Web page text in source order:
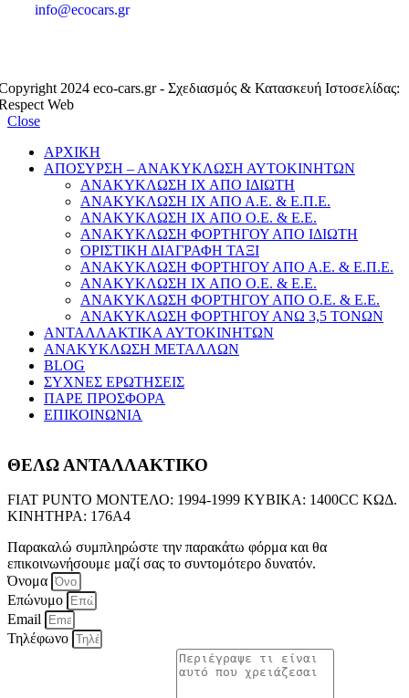
info@ecocars.gr
2024 eco-cars.gr - Σχεδιασμός & Κατασκευή Ιστοσελίδας:
Web
Close
ΑΡΧΙΚΗ
ΑΠΟΣΥΡΣΗ – ΑΝΑΚΥΚΛΩΣΗ ΑΥΤΟΚΙΝΗΤΩΝ
ΑΝΑΚΥΚΛΩΣΗ ΙΧ ΑΠΟ ΙΔΙΩΤΗ
ΑΝΑΚΥΚΛΩΣΗ ΙΧ ΑΠΟ Α.Ε. & Ε.Π.Ε.
ΑΝΑΚΥΚΛΩΣΗ ΙΧ ΑΠΟ Ο.Ε. & Ε.Ε.
ΑΝΑΚΥΚΛΩΣΗ ΦΟΡΤΗΓΟΥ ΑΠΟ ΙΔΙΩΤΗ
ΟΡΙΣΤΙΚΗ ΔΙΑΓΡΑΦΗ ΤΑΞΙ
ΑΝΑΚΥΚΛΩΣΗ ΦΟΡΤΗΓΟΥ ΑΠΟ Α.Ε. & Ε.Π.Ε.
ΑΝΑΚΥΚΛΩΣΗ ΙΧ ΑΠΟ Ο.Ε. & Ε.Ε.
ΑΝΑΚΥΚΛΩΣΗ ΦΟΡΤΗΓΟΥ ΑΠΟ Ο.Ε. & Ε.Ε.
ΑΝΑΚΥΚΛΩΣΗ ΦΟΡΤΗΓΟΥ ΑΝΩ 3,5 ΤΟΝΩΝ
ΑΝΤΑΛΛΑΚΤΙΚΑ ΑΥΤΟΚΙΝΗΤΩΝ
ΑΝΑΚΥΚΛΩΣΗ ΜΕΤΑΛΛΩΝ
BLOG
ΣΥΧΝΕΣ ΕΡΩΤΗΣΕΙΣ
ΠΑΡΕ ΠΡΟΣΦΟΡΑ
ΕΠΙΚΟΙΝΩΝΙΑ
ΘΕΛΩ ΑΝΤΑΛΛΑΚΤΙΚΟ
FIAT PUNTO ΜΟΝΤΕΛΟ: 1994-1999 ΚΥΒΙΚΑ: 1400CC ΚΩΔ.
ΚΙΝΗΤΗΡΑ: 176A4
Παρακαλώ συμπληρώστε την παρακάτω φόρμα και θα
επικοινωνήσουμε μαζί σας το συντομότερο δυνατόν.
Όνομα
Επώνυμο
Email
Τηλέφωνο